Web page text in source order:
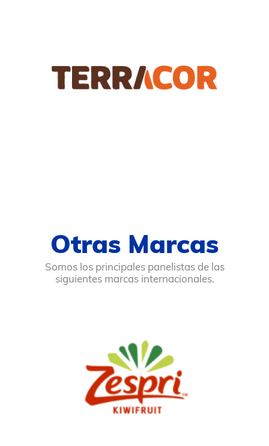
Otras Marcas
Somos los principales panelistas de las
siguientes marcas internacionales.